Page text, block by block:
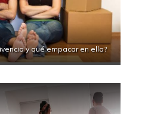
y qué empacar en ella?